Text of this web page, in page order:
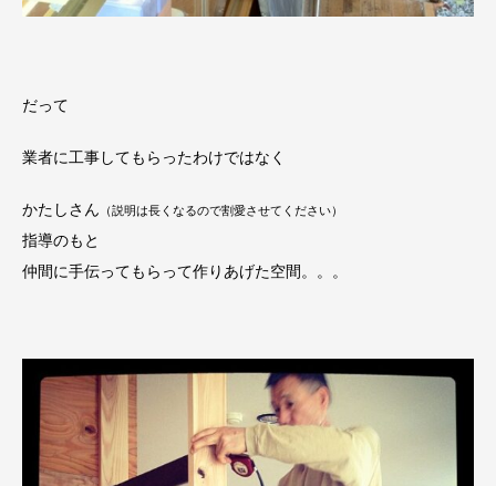
だって
業者に工事してもらったわけではなく
かたしさん （説明は長くなるので割愛させてください）
指導のもと
仲間に手伝ってもらって作りあげた空間。。。